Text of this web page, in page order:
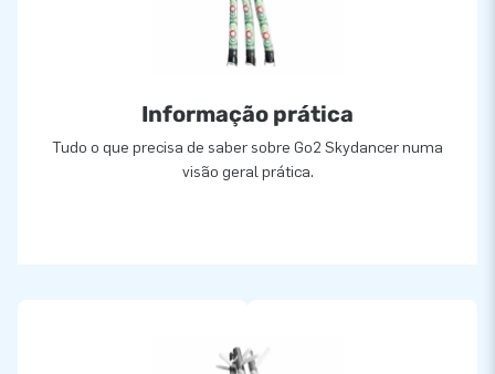
Informação prática
Tudo o que precisa de saber sobre Go2 Skydancer numa
visão geral prática.